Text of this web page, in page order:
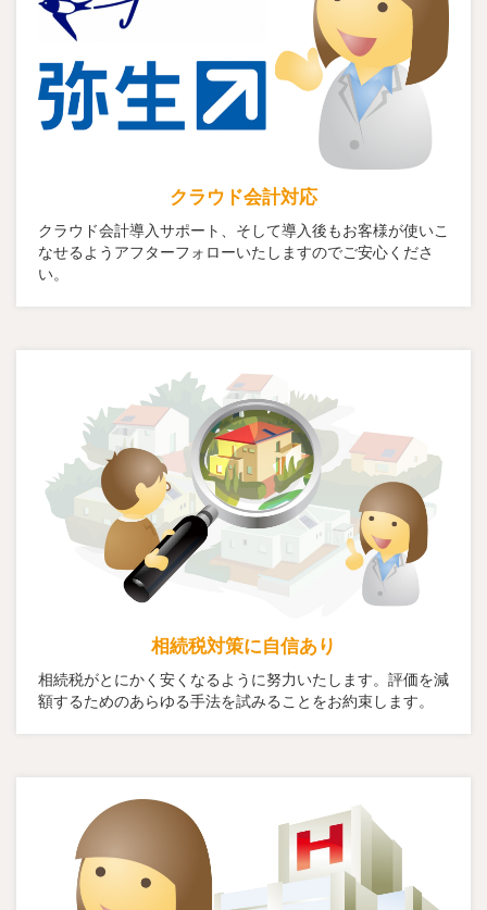
クラウド会計対応
クラウド会計導入サポート、そして導入後もお客様が使いこ
なせるようアフターフォローいたしますのでご安心くださ
い。
相続税対策に自信あり
相続税がとにかく安くなるように努力いたします。評価を減
額するためのあらゆる手法を試みることをお約束します。